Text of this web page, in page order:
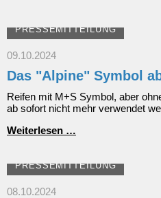
PRESSEMITTEILUNG
09.10.2024
Das "Alpine" Symbol
Reifen mit M+S Symbol, aber
ab sofort nicht mehr verwendet
Weiterlesen …
ab
sofort
PRESSEMITTEILUNG
08.10.2024